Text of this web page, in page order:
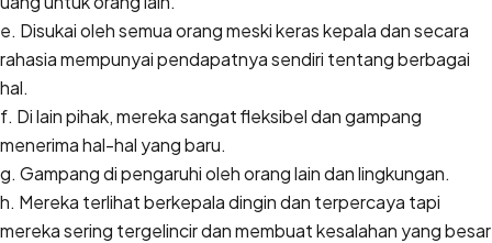
e. Disukai oleh semua orang meski keras kepala dan secara
rahasia mempunyai pendapatnya sendiri tentang berbagai
hal.
f. Di lain pihak, mereka sangat fleksibel dan gampang
menerima hal-hal yang baru.
g. Gampang di pengaruhi oleh orang lain dan lingkungan.
h. Mereka terlihat berkepala dingin dan terpercaya tapi
mereka sering tergelincir dan membuat kesalahan yang besar